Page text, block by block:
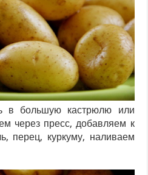
в большую кастрюлю или
через пресс, добавляем к
перец, куркуму, наливаем